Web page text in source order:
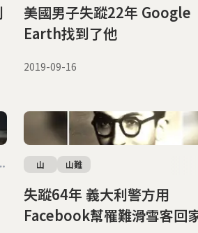
美國男子失蹤22年 Google
Earth找到了他
2019-09-16
失蹤64年 義大利警方用
Facebook幫罹難滑雪客回
山 山難